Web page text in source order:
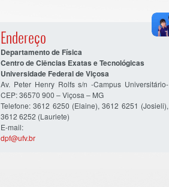
Endereço
Departamento de Física
Centro de Ciências Exatas e Tecnológicas
Universidade Federal de Viçosa
Av. Peter Henry Rolfs s/n -Campus Universitário-
CEP: 36570 900 – Viçosa – MG
Telefone: 3612 6250 (Elaine), 3612 6251 (Josieli),
3612 6252 (Lauriete)
E-mail:
dpf@ufv.br